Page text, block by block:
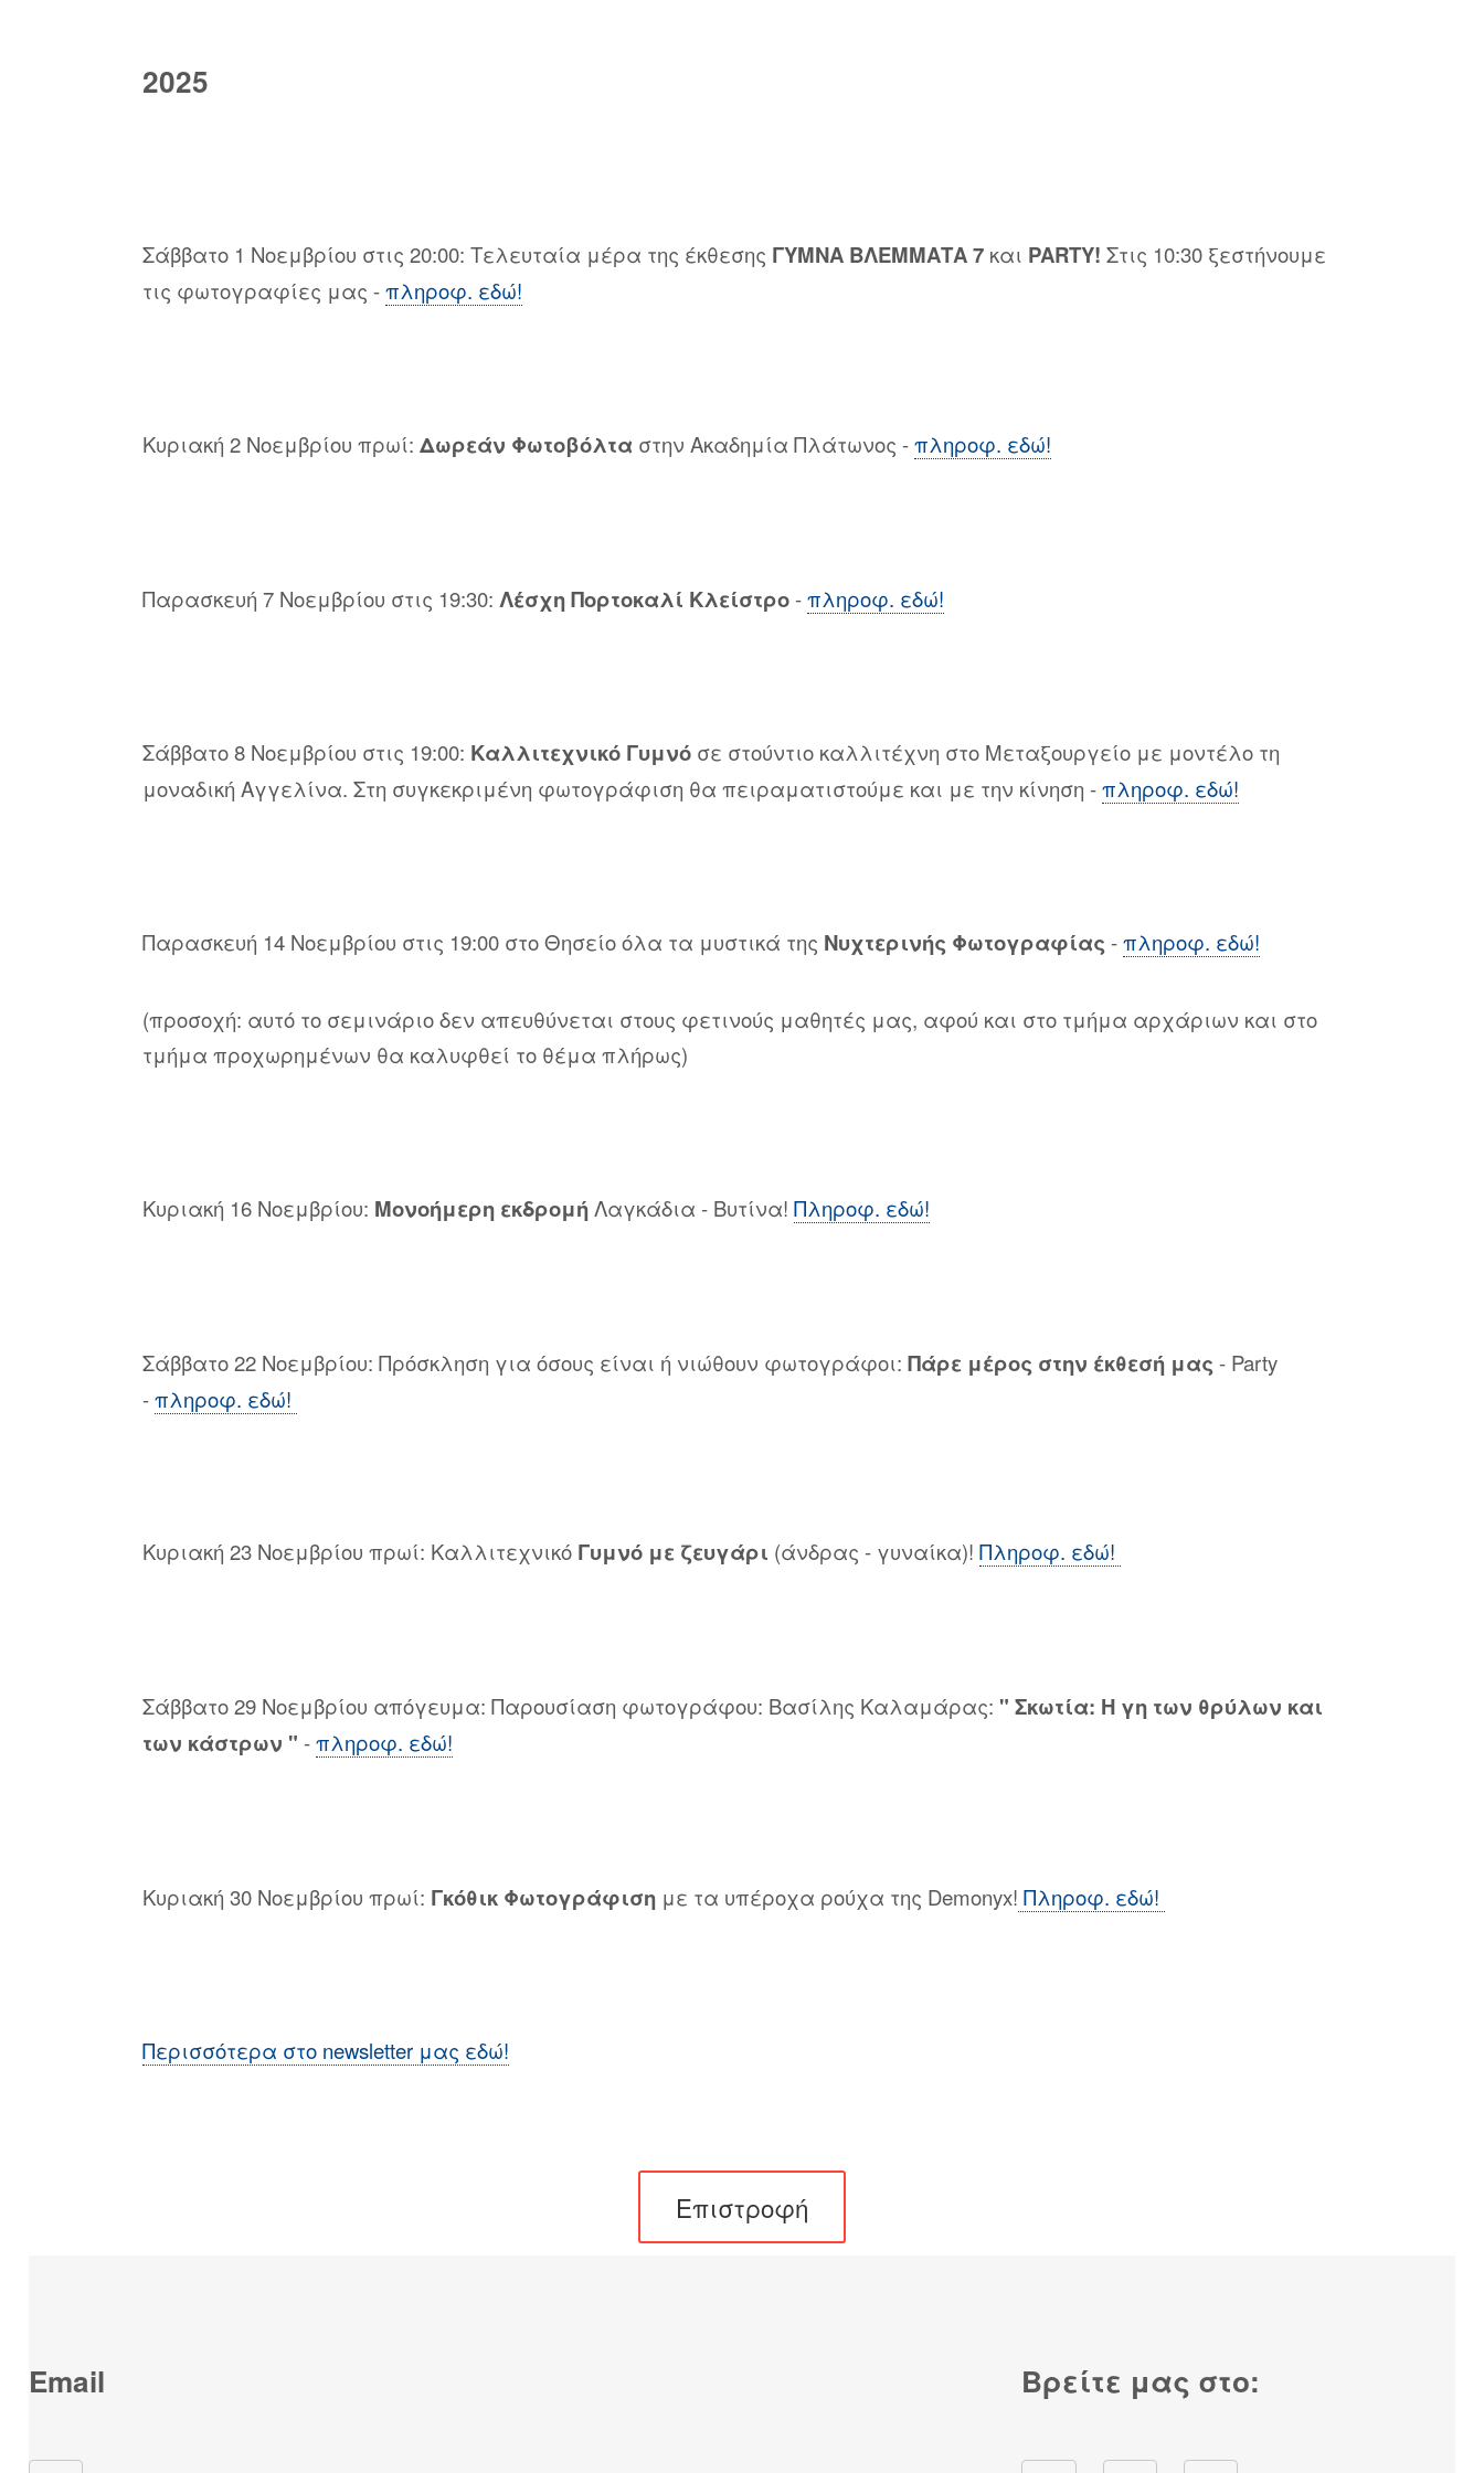
2025
Σάββατο 1 Νοεμβρίου στις 20:00: Τελευταία μέρα της έκθεσης ΓΥΜΝΑ ΒΛΕΜΜΑΤΑ 7και PARTY! Στις 10:30 ξεστήνουμε
τις φωτογραφίες μας -πληροφ. εδώ!
Κυριακή 2 Νοεμβρίου πρωί: Δωρεάν Φωτοβόλταστην Ακαδημία Πλάτωνος -πληροφ. εδώ!
Παρασκευή 7 Νοεμβρίου στις 19:30: Λέσχη Πορτοκαλί Κλείστρο-πληροφ. εδώ!
Σάββατο 8 Νοεμβρίου στις 19:00: Καλλιτεχνικό Γυμνόσε στούντιο καλλιτέχνη στο Μεταξουργείο με μοντέλο τη
μοναδική Αγγελίνα. Στη συγκεκριμένη φωτογράφιση θα πειραματιστούμε και με την κίνηση -πληροφ. εδώ!
Παρασκευή 14 Νοεμβρίου στις 19:00 στο Θησείο όλα τα μυστικά της Νυχτερινής Φωτογραφίας -πληροφ. εδώ!
(προσοχή: αυτό το σεμινάριο δεν απευθύνεται στους φετινούς μαθητές μας, αφού και στο τμήμα αρχάριων και στο
τμήμα προχωρημένων θα καλυφθεί το θέμα πλήρως)
Κυριακή 16 Νοεμβρίου: Μονοήμερη εκδρομήΛαγκάδια - Βυτίνα! Πληροφ. εδώ!
Σάββατο 22 Νοεμβρίου: Πρόσκληση για όσους είναι ή νιώθουν φωτογράφοι: Πάρε μέρος στην έκθεσή μας - Party
-πληροφ. εδώ!
Κυριακή 23 Νοεμβρίου πρωί: Καλλιτεχνικό Γυμνό με ζευγάρι (άνδρας - γυναίκα)! Πληροφ. εδώ!
Σάββατο 29 Νοεμβρίου απόγευμα: Παρουσίαση φωτογράφου: Βασίλης Καλαμάρας: " Σκωτία: Η γη των θρύλων και
των κάστρων " -πληροφ. εδώ!
Κυριακή 30 Νοεμβρίου πρωί: Γκόθικ Φωτογράφισημε τα υπέροχα ρούχα της Demonyx! Πληροφ. εδώ!
Περισσότερα στο newsletter μας εδώ!
Επιστροφή
Email Βρείτε μας στο: